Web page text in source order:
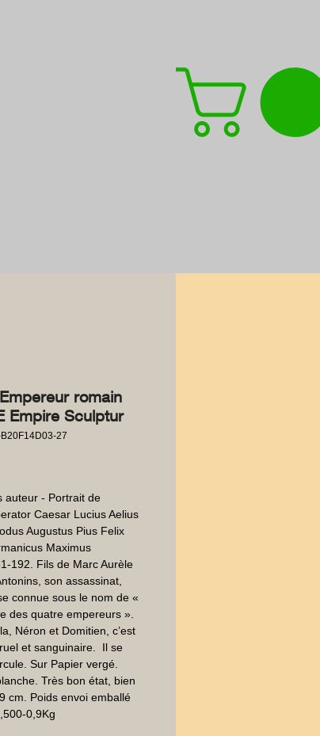
romain
Empire Sculptur
27
auteur - Portrait de
Caesar Lucius Aelius
Augustus Pius Felix
Maximus
192. Fils de Marc Aurèle
son assassinat,
connue sous le nom de «
des quatre empereurs ».
Néron et Domitien, c’est
et sanguinaire.  Il se
Sur Papier vergé.
Très bon état, bien
cm. Poids envoi emballé
0,9Kg